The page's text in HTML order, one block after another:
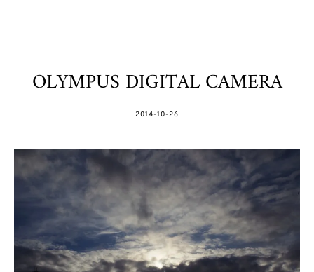
OLYMPUS DIGITAL CAMERA
POSTED
2014-10-26